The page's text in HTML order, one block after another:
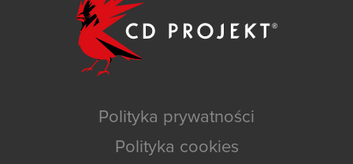
Polityka prywatności
Polityka cookies